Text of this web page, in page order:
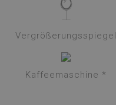
Vergrößerungsspiegel
Kaffeemaschine *